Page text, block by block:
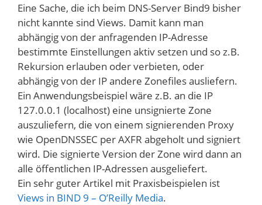
Eine Sache, die ich beim DNS-Server Bind9 bisher
nicht kannte sind Views. Damit kann man
abhängig von der anfragenden IP-Adresse
bestimmte Einstellungen aktiv setzen und so z.B.
Rekursion erlauben oder verbieten, oder
abhängig von der IP andere Zonefiles ausliefern.
Ein Anwendungsbeispiel wäre z.B. an die IP
127.0.0.1 (localhost) eine unsignierte Zone
auszuliefern, die von einem signierenden Proxy
wie OpenDNSSEC per AXFR abgeholt und signiert
wird. Die signierte Version der Zone wird dann an
alle öffentlichen IP-Adressen ausgeliefert.
Ein sehr guter Artikel mit Praxisbeispielen ist
Views in BIND 9 – O’Reilly Media.